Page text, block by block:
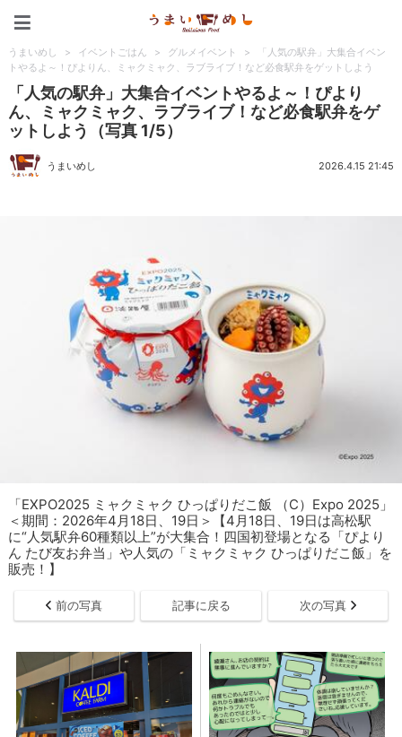
うまいめし > イベントごはん > グルメイベント >
「人気の駅弁」大集合イベン
トやるよ～！ぴよりん、ミャクミャク、ラブライブ！など必食駅弁をゲットしよう
「人気の駅弁」大集合イベントやるよ～！ぴより
ん、ミャクミャク、ラブライブ！など必食駅弁をゲ
ットしよう（写真 1/5）
うまいめし 2026.4.15 21:45
「EXPO2025 ミャクミャク ひっぱりだこ飯 （C）Expo 2025」
＜期間：2026年4月18日、19日＞【4月18日、19日は高松駅
に“人気駅弁60種類以上”が大集合！四国初登場となる「ぴより
ん たび友お弁当」や人気の「ミャクミャク ひっぱりだこ飯」を
販売！】
前の写真 記事に戻る 次の写真